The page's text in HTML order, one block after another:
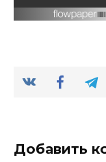
Добавить